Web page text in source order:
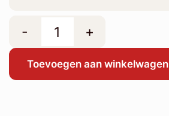
- +
Toevoegen aan winkelwagen